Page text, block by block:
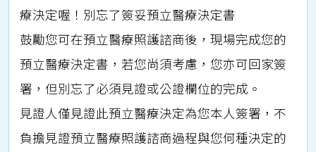
療決定喔！別忘了簽妥預立醫療決定書
鼓勵您可在預立醫療照護諮商後，現場完成您的
預立醫療決定書，若您尚須考慮，您亦可回家簽
署，但別忘了必須見證或公證欄位的完成。
見證人僅見證此預立醫療決定為您本人簽署，不
負擔見證預立醫療照護諮商過程與您何種決定的